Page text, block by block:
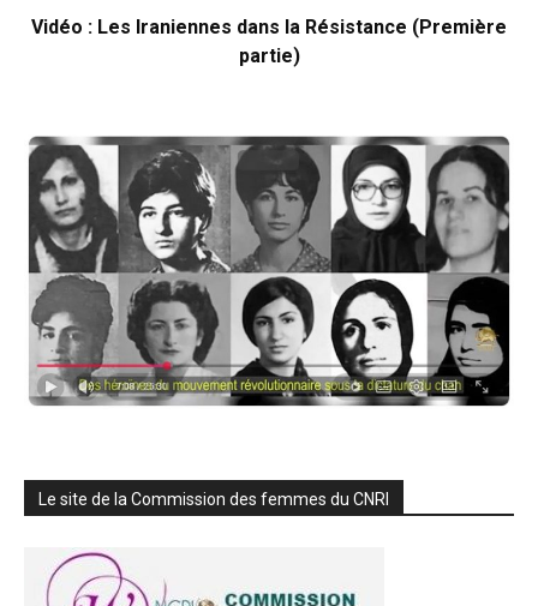
Vidéo : Les Iraniennes dans la Résistance (Première
partie)
Le site de la Commission des femmes du CNRI